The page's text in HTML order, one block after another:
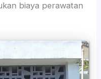
biaya perawatan